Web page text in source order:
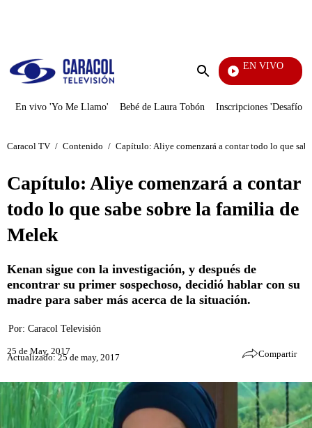
Enviar
EN VIVO
Televentas
En vivo 'Yo Me Llamo' Bebé de Laura Tobón Inscripciones 'Desafío'
Caracol TV / Contenido / Capítulo: Aliye comenzará a contar todo lo que
Capítulo: Aliye comenzará a contar
todo lo que sabe sobre la familia de
Melek
Kenan sigue con la investigación, y después de
encontrar su primer sospechoso, decidió hablar con su
madre para saber más acerca de la situación.
Por: Caracol Televisión
25 de May, 2017
Actualizado: 25 de may, 2017 Compartir